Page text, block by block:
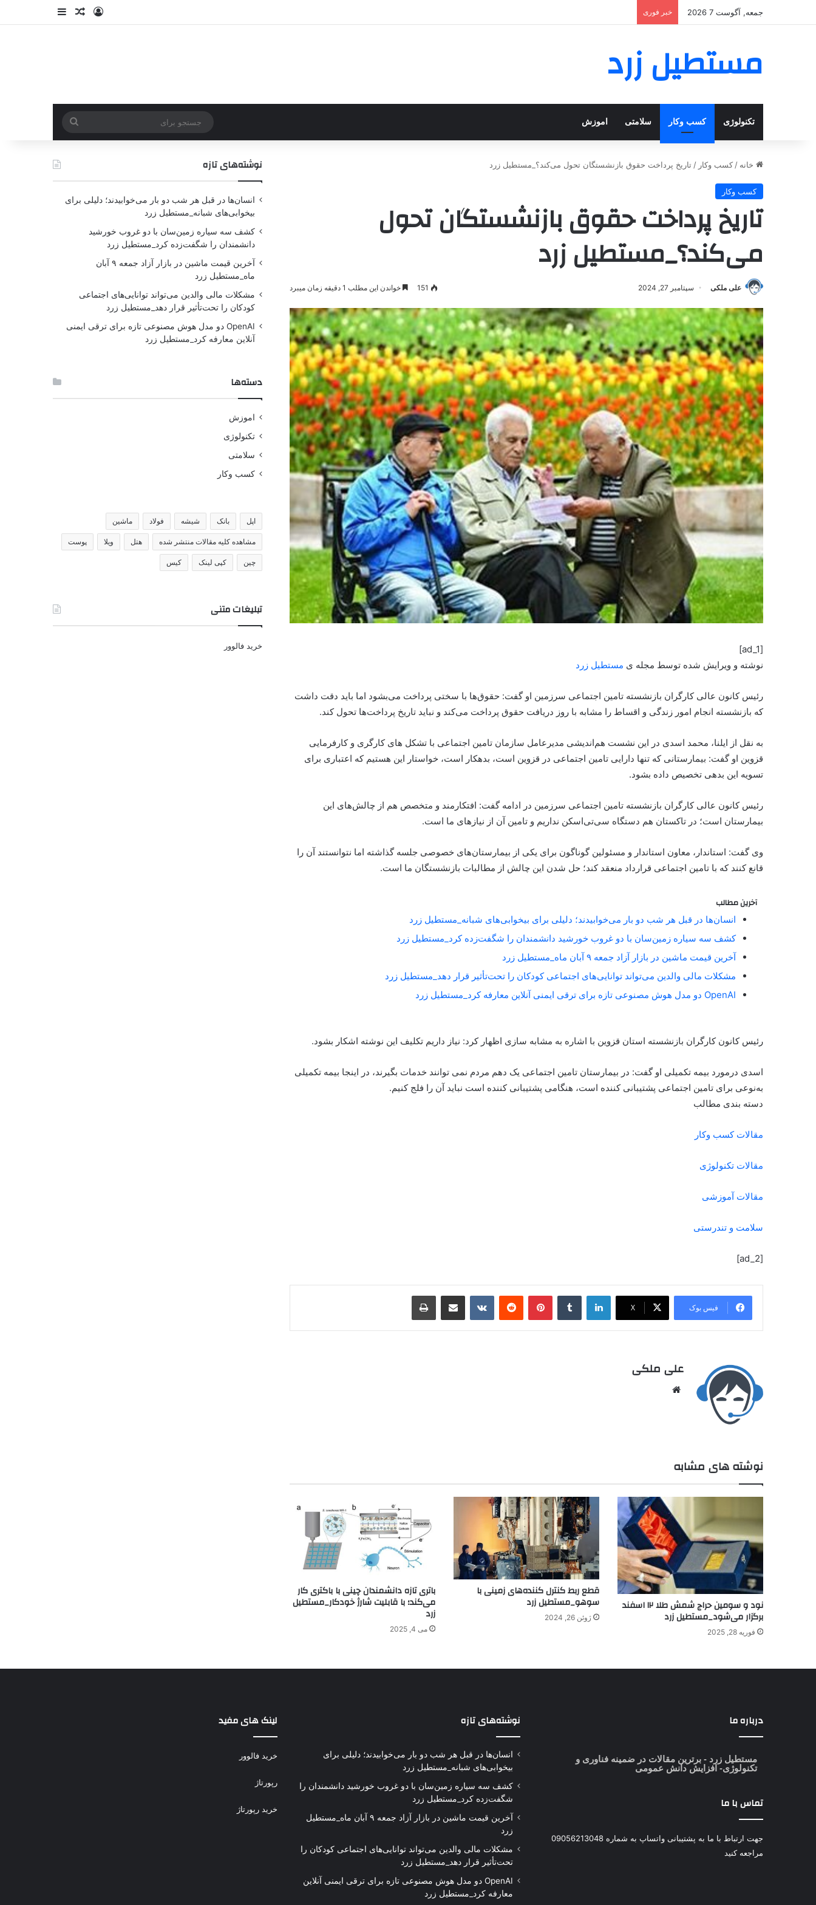
جمعه, آگوست 7 2026 خبر فوری
مستطیل زرد
تکنولوژی کسب وکار سلامتی اموزش
خانه / کسب وکار / تاریخ پرداخت حقوق بازنشستگان تحول می‌کند؟_مستطیل زرد
کسب وکار
تاریخ پرداخت حقوق بازنشستگان تحول
می‌کند؟_مستطیل زرد
علی ملکی سپتامبر 27, 2024 151 خواندن این مطلب 1 دقیقه زمان میبرد
[ad_1]
نوشته و ویرایش شده توسط مجله ی مستطیل زرد
رئیس کانون عالی کارگران بازنشسته تامین اجتماعی سرزمین او گفت: حقوق‌ها با سختی پرداخت می‌بشود اما باید دقت داشت
که بازنشسته انجام امور زندگی و اقساط را مشابه با روز دریافت حقوق پرداخت می‌کند و نباید تاریخ پرداخت‌ها تحول کند.
به نقل از ایلنا، محمد اسدی در این نشست هم‌اندیشی مدیرعامل سازمان تامین اجتماعی با تشکل های کارگری و کارفرمایی
قزوین او گفت: بیمارستانی که تنها دارایی تامین اجتماعی در قزوین است، بدهکار است، خواستار این هستیم که اعتباری برای
تسویه این بدهی تخصیص داده بشود.
رئیس کانون عالی کارگران بازنشسته تامین اجتماعی سرزمین در ادامه گفت: افتکارمند و متخصص هم از چالش‌های این
بیمارستان است؛ در تاکستان هم دستگاه سی‌تی‌اسکن نداریم و تامین آن از نیازهای ما است.
وی گفت: استاندار، معاون استاندار و مسئولین گوناگون برای یکی از بیمارستان‌های خصوصی جلسه گذاشته اما نتوانستند آن را
قانع کنند که با تامین اجتماعی قرارداد منعقد کند؛ حل شدن این چالش از مطالبات بازنشستگان ما است.
آخرین مطالب
انسان‌ها در قبل هر شب دو بار می‌خوابیدند؛ دلیلی برای بیخوابی‌های شبانه_مستطیل زرد
کشف سه سیاره زمین‌سان با دو غروب خورشید دانشمندان را شگفت‌زده کرد_مستطیل زرد
آخرین قیمت ماشین در بازار آزاد جمعه ۹ آبان ماه_مستطیل زرد
مشکلات مالی والدین می‌تواند توانایی‌های اجتماعی کودکان را تحت‌تأثیر قرار دهد_مستطیل زرد
OpenAI دو مدل هوش مصنوعی تازه برای ترقی ایمنی آنلاین معارفه کرد_مستطیل زرد
رئیس کانون کارگران بازنشسته استان قزوین با اشاره به مشابه سازی اظهار کرد: نیاز داریم تکلیف این نوشته اشکار بشود.
اسدی درمورد بیمه تکمیلی او گفت: در بیمارستان تامین اجتماعی یک دهم مردم نمی توانند خدمات بگیرند، در اینجا بیمه تکمیلی
به‌نوعی برای تامین اجتماعی پشتیبانی کننده است، هنگامی پشتیبانی کننده است نباید آن را فلج کنیم.
دسته بندی مطالب
مقالات کسب وکار
مقالات تکنولوژی
مقالات آموزشی
سلامت و تندرستی
[ad_2]
فیس بوک X
علی ملکی
نوشته های مشابه
نود و سومین حراج شمش طلا ۱۲ اسفند
برگزار می‌شود_مستطیل زرد
فوریه 28, 2025
قطع ربط کنترل کننده‌های زمینی با
سوهو_مستطیل زرد
ژوئن 26, 2024
باتری تازه دانشمندان چینی با باکتری کار
می‌کند؛ با قابلیت شارژ خودکار_مستطیل
زرد
می 4, 2025
نوشته‌های تازه
انسان‌ها در قبل هر شب دو بار می‌خوابیدند؛ دلیلی برای
بیخوابی‌های شبانه_مستطیل زرد
کشف سه سیاره زمین‌سان با دو غروب خورشید
دانشمندان را شگفت‌زده کرد_مستطیل زرد
آخرین قیمت ماشین در بازار آزاد جمعه ۹ آبان
ماه_مستطیل زرد
مشکلات مالی والدین می‌تواند توانایی‌های اجتماعی
کودکان را تحت‌تأثیر قرار دهد_مستطیل زرد
OpenAI دو مدل هوش مصنوعی تازه برای ترقی ایمنی
آنلاین معارفه کرد_مستطیل زرد
دسته‌ها
اموزش
تکنولوژی
سلامتی
کسب وکار
اپل بانک شیشه فولاد ماشین
مشاهده کلیه مقالات منتشر شده هتل ویلا پوست
چین کپی لینک کیس
تبلیغات متنی
خرید فالوور
درباره ما
مستطیل زرد - برترین مقالات در ضمینه فناوری و
تکنولوژی- افزایش دانش عمومی
تماس با ما
جهت ارتباط با ما به پشتیبانی واتساپ به شماره 09056213048
مراجعه کنید
نوشته‌های تازه
انسان‌ها در قبل هر شب دو بار می‌خوابیدند؛ دلیلی برای
بیخوابی‌های شبانه_مستطیل زرد
کشف سه سیاره زمین‌سان با دو غروب خورشید دانشمندان را
شگفت‌زده کرد_مستطیل زرد
آخرین قیمت ماشین در بازار آزاد جمعه ۹ آبان ماه_مستطیل
زرد
مشکلات مالی والدین می‌تواند توانایی‌های اجتماعی کودکان را
تحت‌تأثیر قرار دهد_مستطیل زرد
OpenAI دو مدل هوش مصنوعی تازه برای ترقی ایمنی آنلاین
معارفه کرد_مستطیل زرد
لینک های مفید
خرید فالوور
رپورتاژ
خرید رپورتاژ